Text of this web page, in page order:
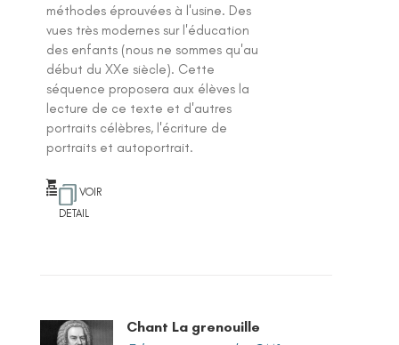
méthodes éprouvées à l'usine. Des
vues très modernes sur l'éducation
des enfants (nous ne sommes qu'au
début du XXe siècle). Cette
séquence proposera aux élèves la
lecture de ce texte et d'autres
portraits célèbres, l'écriture de
portraits et autoportrait.
VOIR
DETAIL
Chant La grenouille